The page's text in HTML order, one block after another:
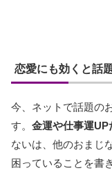
恋愛にも効くと話
今、ネットで話題の
す。 金運や仕事運UP
ないは、他のおまじ
困っていることを書